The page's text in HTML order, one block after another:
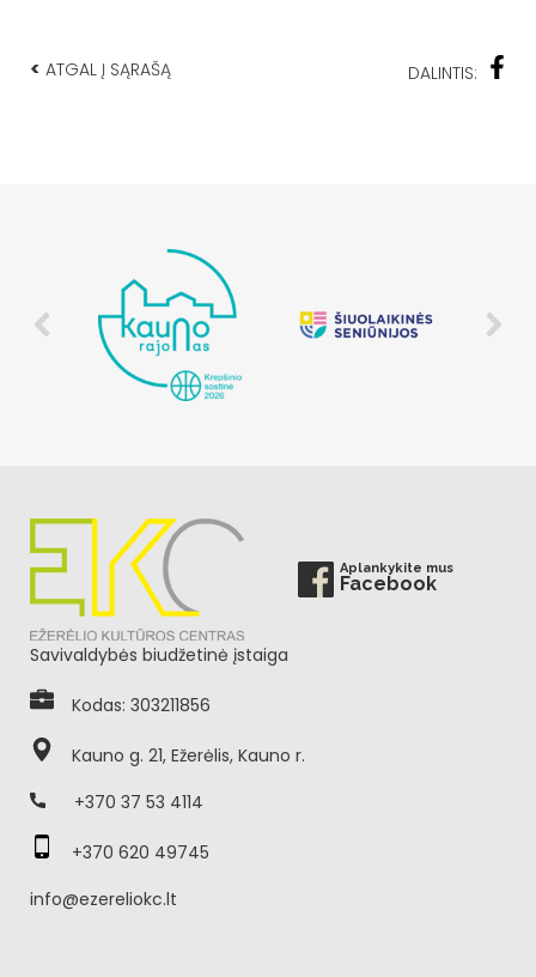
< ATGAL Į SĄRAŠĄ DALINTIS:
Aplankykite mus
Facebook
Savivaldybės biudžetinė įstaiga
Kodas: 303211856
Kauno g. 21, Ežerėlis, Kauno r.
+370 37 53 4114
+370 620 49745
info@ezereliokc.lt